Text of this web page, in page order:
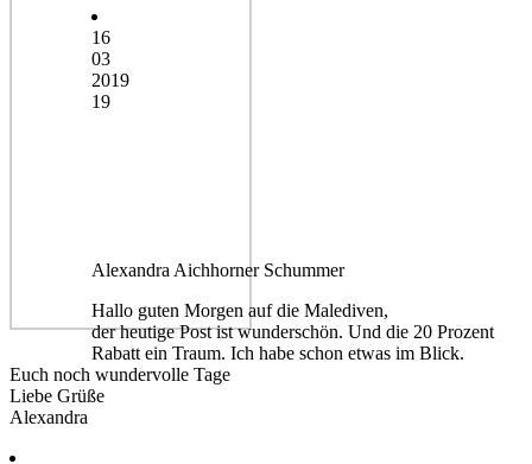
16
03
2019
19
Alexandra Aichhorner Schummer
Hallo guten Morgen auf die Malediven,
der heutige Post ist wunderschön. Und die 20 Prozent
Rabatt ein Traum. Ich habe schon etwas im Blick.
Euch noch wundervolle Tage
Liebe Grüße
Alexandra